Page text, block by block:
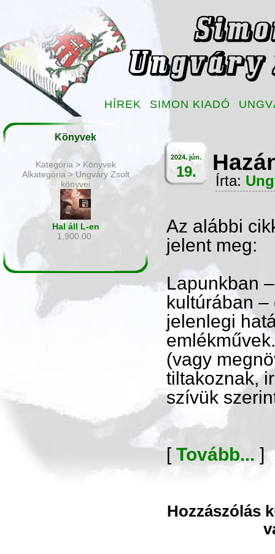
HÍREK SIMON KIADÓ
Könyvek
Kategória > Könyvek
Alkategória > Ungváry Zsolt
könyvei
Hal áll L-en
1,900.00
2024. jún.
19.
Írta:
Az alábbi
jelent meg:
Lapunkban
kultúrában
jelenlegi
(vagy
tiltakoznak,
szívük
[ Tovább... ]
Hozzászólás